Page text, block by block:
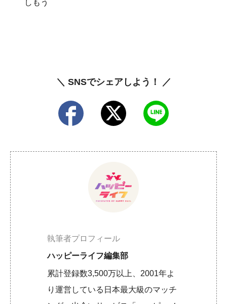
しもう
＼ SNSでシェアしよう！ ／
執筆者プロフィール
ハッピーライフ編集部
累計登録数3,500万以上、2001年よ
り運営している日本最大級のマッチ